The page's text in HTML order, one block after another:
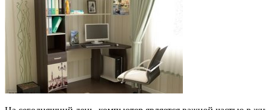
Особенности
и
виды
компьютерных
столов